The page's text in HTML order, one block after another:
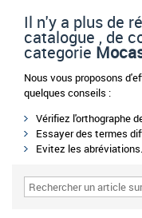
Il n'y a plus de
catalogue , de
categorie
Nous vous proposons
quelques conseils :
Vérifiez l'orthographe
Essayer des termes
Evitez les abréviations.